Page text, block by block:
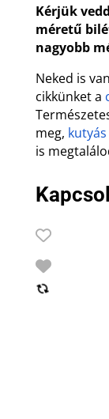
Kérjük
méretű
nagyobb
Neked is
cikkünket a
meg,
is